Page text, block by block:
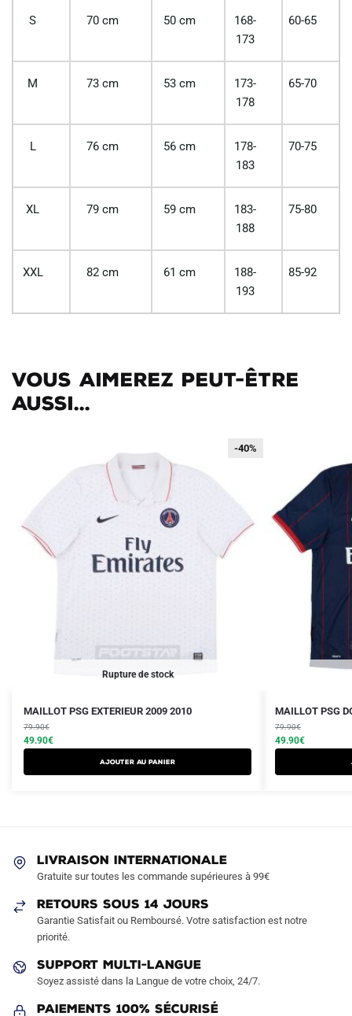
S 70 cm 50 cm
168-
173
60-65
M 73 cm 53 cm
173-
178
65-70
L 76 cm 56 cm
178-
183
70-75
XL 79 cm 59 cm
183-
188
75-80
XXL 82 cm 61 cm
188-
193
85-92
Vous aimerez peut-être
aussi...
Rupture de stock
-40%
-40%
MAILLOT PSG EXTERIEUR 2009 2010
79.90€
Le
prix
initial
était :
49.90€
Le
prix
actuel
est :
AJOUTER AU PANIER
Ce
produit
a
être
choisies
sur
page
produit
MAILLOT PSG
79.90€
Le
prix
initial
était :
49.90€
Le
prix
actuel
est :
Ce
produit
a
la
LIVRAISON INTERNATIONALE
Gratuite sur toutes les commande supérieures à 99€
RETOURS SOUS 14 JOURS
Garantie Satisfait ou Remboursé. Votre satisfaction est notre
priorité.
SUPPORT MULTI-LANGUE
Soyez assisté dans la Langue de votre choix, 24/7.
Paiements 100% Sécurisé